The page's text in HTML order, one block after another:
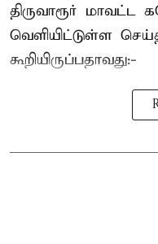
திருவாரூர்
வெளியிட்டுள்ள
கூறியிருப்பதாவது:-